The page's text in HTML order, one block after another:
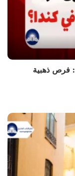
المهن المطلوبة في كندا بدون شهادة 2025: فرص ذهبية